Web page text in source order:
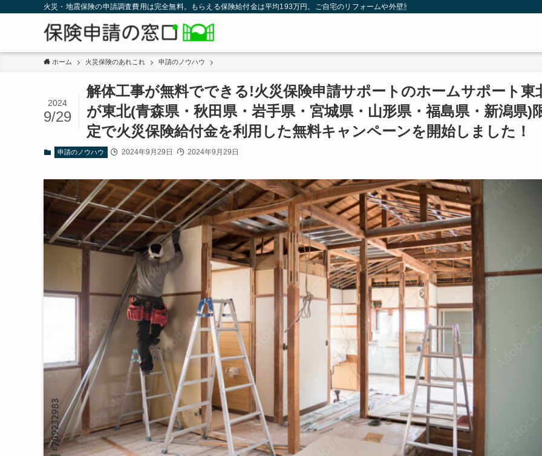
火災・地震保険の申請調査費用は完全無料。もらえる保険給付金は平均193万円。ご自宅のリフォームや外壁塗装は火災保険を使わないともったいな
ホーム 火災保険のあれこれ 申請のノウハウ
解体工事が無料でできる!火災保険申請サポートのホームサポート東
が東北(青森県・秋田県・岩手県・宮城県・山形県・福島県・新潟県)
定で火災保険給付金を利用した無料キャンペーンを開始しました！
2024
9/29
申請のノウハウ 2024年9月29日 2024年9月29日